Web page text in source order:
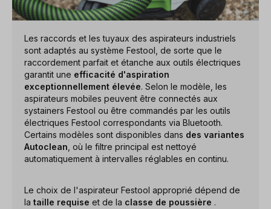
Les raccords et les tuyaux des aspirateurs industriels
sont adaptés au système Festool, de sorte que le
raccordement parfait et étanche aux outils électriques
garantit une efficacité d'aspiration
exceptionnellement élevée. Selon le modèle, les
aspirateurs mobiles peuvent être connectés aux
systainers Festool ou être commandés par les outils
électriques Festool correspondants via Bluetooth.
Certains modèles sont disponibles dans des variantes
Autoclean , où le filtre principal est nettoyé
automatiquement à intervalles réglables en continu.
Le choix de l'aspirateur Festool approprié dépend de
la taille requise et de la classe de poussière .